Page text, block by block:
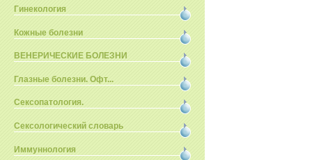
Гинекология
Кожные болезни
ВЕНЕРИЧЕСКИЕ БОЛЕЗНИ
Глазные болезни. Офт...
Сексопатология.
Сексологический словарь
Иммуннология